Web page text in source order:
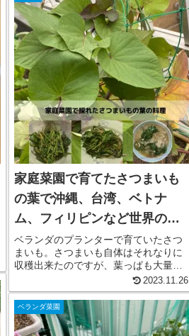
家庭菜園で育てたさつまいも
の葉で沖縄、台湾、ベトナ
ム、フィリピンなど世界の料
理を作って見ました
ベランダのプランターで育ていたさつ
まいも。さつまいも自体はそれなりに
収穫出来たのですが、葉っぱも大量に
生い茂って、このまま捨てるにはもっ
たいない、と思って調べてみたら、食
べられるそう。しかも、沖縄では結構
一般的に食べられている、との事で収
穫...
2023.11.26
ベランダ菜園